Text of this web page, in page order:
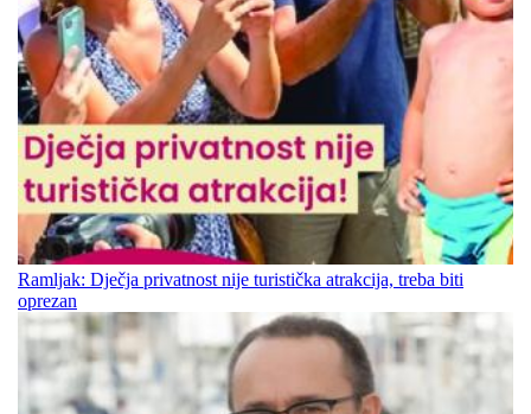
Ramljak: Dječja privatnost nije turistička atrakcija, treba biti
oprezan